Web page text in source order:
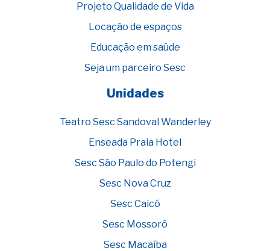
Projeto Qualidade de Vida
Locação de espaços
Educação em saúde
Seja um parceiro Sesc
Unidades
Teatro Sesc Sandoval Wanderley
Enseada Praia Hotel
Sesc São Paulo do Potengi
Sesc Nova Cruz
Sesc Caicó
Sesc Mossoró
Sesc Macaíba